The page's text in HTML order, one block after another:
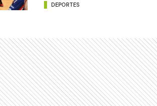
DEPORTES